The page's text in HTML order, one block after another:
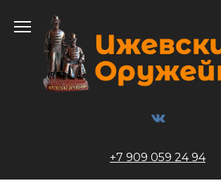
содержанию
+7 909 059 24 94